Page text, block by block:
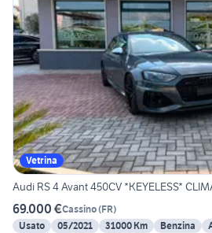
Vetrina
Audi RS 4 Avant 450CV *KEYELESS*
69.000 €Cassino(FR)
Usato
05/2021 31000 Km Benzina